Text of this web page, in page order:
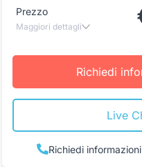
Prezzo
Maggiori dettagli
Richiedi
Live
Richiedi informazioni